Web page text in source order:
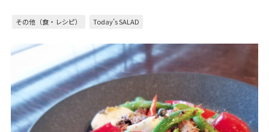
その他（食・レシピ） Today’s SALAD